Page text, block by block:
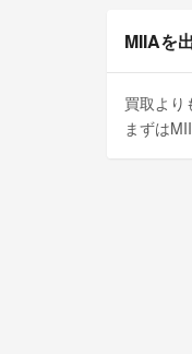
MIIAを
買取より
まずは